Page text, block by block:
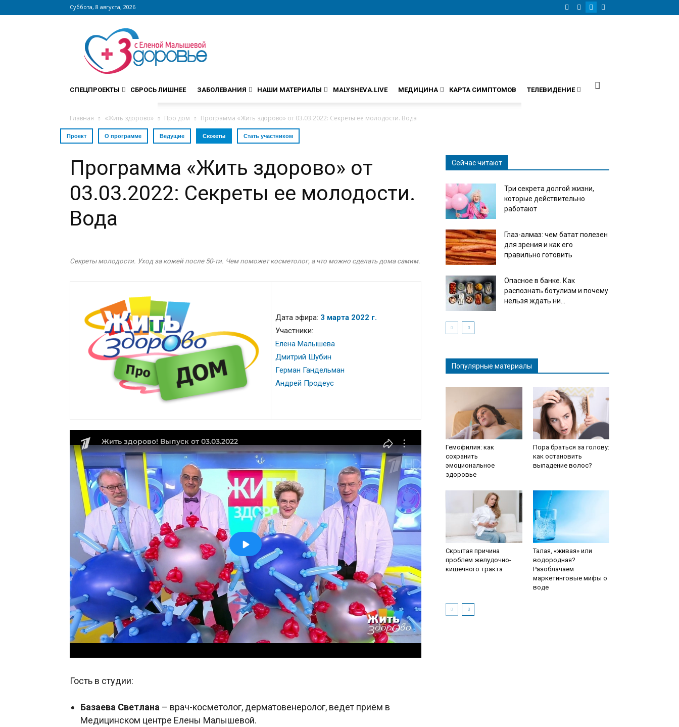
Суббота, 8 августа, 2026
Сайт
zdorovieinfo.ru
крупнейший
медицинский
интернет-
СПЕЦПРОЕКТЫ СБРОСЬ ЛИШНЕЕ ЗАБОЛЕВАНИЯ НАШИ МАТЕРИАЛЫ MALYSHEVA.LIVE МЕДИЦИНА КАРТА СИМПТОМОВ ТЕЛЕВИДЕНИЕ
Главная «Жить здорово» Про дом Программа «Жить здорово» от 03.03.2022: Секреты ее молодости. Вода
Проект О программе Ведущие Сюжеты Стать участником
Программа «Жить здорово» от
03.03.2022: Секреты ее молодости.
Вода
Секреты молодости. Уход за кожей после 50-ти. Чем поможет косметолог, а что можно сделать дома самим.
Дата эфира: 3 марта 2022 г.
Участники:
Елена Малышева
Дмитрий Шубин
Герман Гандельман
Андрей Продеус
Гость в студии:
Базаева Светлана – врач-косметолог, дерматовенеролог, ведет приём в
Медицинском центре Елены Малышевой.
Сейчас читают
Три секрета долгой жизни,
которые действительно
работают
Глаз-алмаз: чем батат полезен
для зрения и как его
правильно готовить
Опасное в банке. Как
распознать ботулизм и почему
нельзя ждать ни...
Популярные материалы
Гемофилия: как
сохранить
эмоциональное
здоровье
Пора браться за голову:
как остановить
выпадение волос?
Скрытая причина
проблем желудочно-
кишечного тракта
Талая, «живая» или
водородная?
Разоблачаем
маркетинговые мифы о
воде